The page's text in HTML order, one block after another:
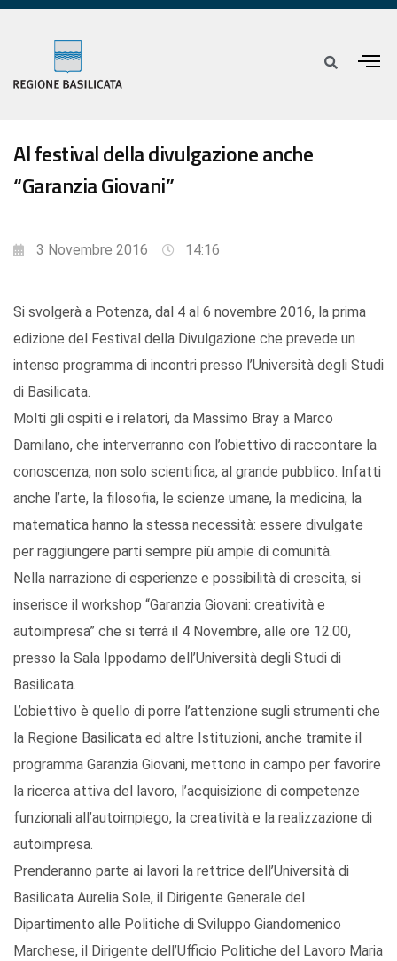
Al festival della divulgazione anche
“Garanzia Giovani”
3 Novembre 2016 14:16
Si svolgerà a Potenza, dal 4 al 6 novembre 2016, la prima
edizione del Festival della Divulgazione che prevede un
intenso programma di incontri presso l’Università degli Studi
di Basilicata.
Molti gli ospiti e i relatori, da Massimo Bray a Marco
Damilano, che interverranno con l’obiettivo di raccontare la
conoscenza, non solo scientifica, al grande pubblico. Infatti
anche l’arte, la filosofia, le scienze umane, la medicina, la
matematica hanno la stessa necessità: essere divulgate
per raggiungere parti sempre più ampie di comunità.
Nella narrazione di esperienze e possibilità di crescita, si
inserisce il workshop “Garanzia Giovani: creatività e
autoimpresa” che si terrà il 4 Novembre, alle ore 12.00,
presso la Sala Ippodamo dell’Università degli Studi di
Basilicata.
L’obiettivo è quello di porre l’attenzione sugli strumenti che
la Regione Basilicata ed altre Istituzioni, anche tramite il
programma Garanzia Giovani, mettono in campo per favorire
la ricerca attiva del lavoro, l’acquisizione di competenze
funzionali all’autoimpiego, la creatività e la realizzazione di
autoimpresa.
Prenderanno parte ai lavori la rettrice dell’Università di
Basilicata Aurelia Sole, il Dirigente Generale del
Dipartimento alle Politiche di Sviluppo Giandomenico
Marchese, il Dirigente dell’Ufficio Politiche del Lavoro Maria